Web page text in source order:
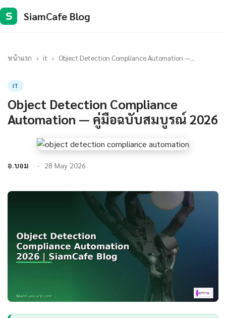
S SiamCafe Blog
หน้าแรก › it › Object Detection Compliance Automation —...
IT
Object Detection Compliance
Automation — คู่มือฉบับสมบูรณ์ 2026
อ.บอม 28 May 2026